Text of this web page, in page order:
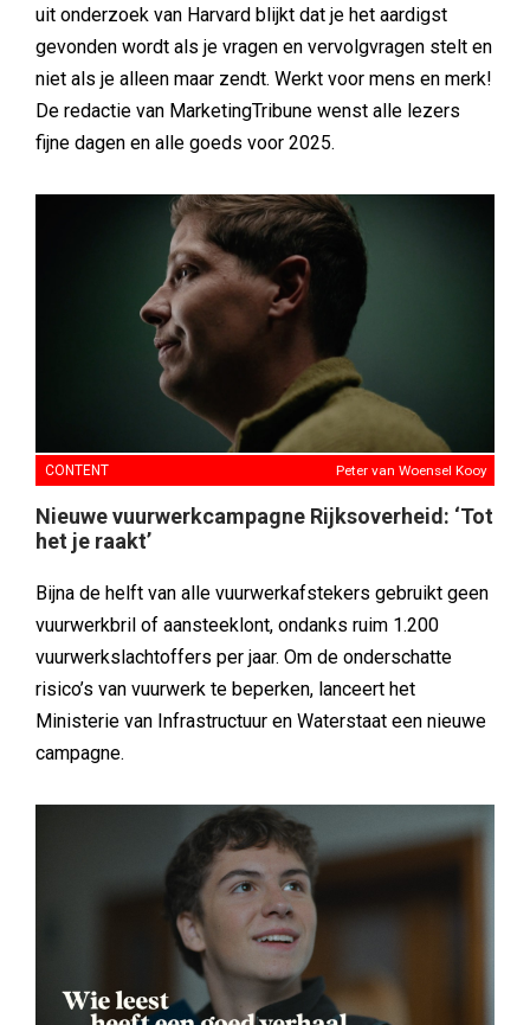
uit onderzoek van Harvard blijkt dat je het aardigst
gevonden wordt als je vragen en vervolgvragen stelt en
niet als je alleen maar zendt. Werkt voor mens en merk!
De redactie van MarketingTribune wenst alle lezers
fijne dagen en alle goeds voor 2025.
CONTENT Peter van Woensel Kooy
Nieuwe vuurwerkcampagne Rijksoverheid: ‘Tot
het je raakt’
Bijna de helft van alle vuurwerkafstekers gebruikt geen
vuurwerkbril of aansteeklont, ondanks ruim 1.200
vuurwerkslachtoffers per jaar. Om de onderschatte
risico’s van vuurwerk te beperken, lanceert het
Ministerie van Infrastructuur en Waterstaat een nieuwe
campagne.